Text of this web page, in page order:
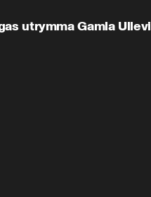
utrymma Gamla Ullevi